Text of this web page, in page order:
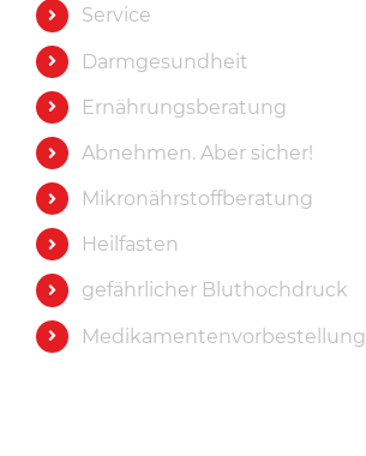
Service
Darmgesundheit
Ernährungsberatung
Abnehmen. Aber sicher!
Mikronährstoffberatung
Heilfasten
gefährlicher Bluthochdruck
Medikamentenvorbestellung